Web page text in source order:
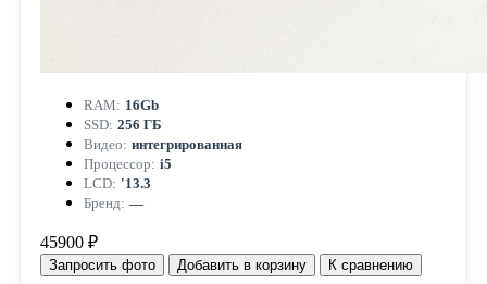
RAM: 16Gb
SSD: 256 ГБ
Видео: интегрированная
Процессор: i5
LCD: '13.3
Бренд: —
45900 ₽
Запросить фото Добавить в корзину К сравнению